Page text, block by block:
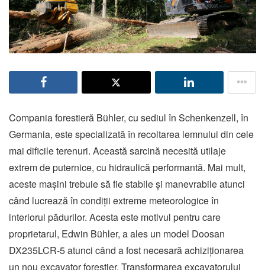
Compania forestieră Bühler, cu sediul în Schenkenzell, în
Germania, este specializată în recoltarea lemnului din cele
mai dificile terenuri. Această sarcină necesită utilaje
extrem de puternice, cu hidraulică performantă. Mai mult,
aceste mașini trebuie să fie stabile și manevrabile atunci
când lucrează în condiții extreme meteorologice în
interiorul pădurilor. Acesta este motivul pentru care
proprietarul, Edwin Bühler, a ales un model Doosan
DX235LCR-5 atunci când a fost necesară achiziționarea
un nou excavator forestier. Transformarea excavatorului